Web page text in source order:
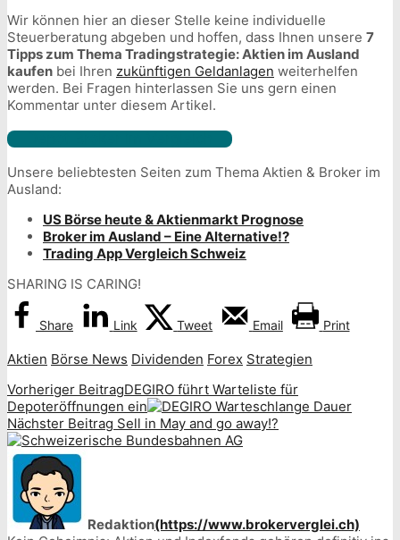
Wir können hier an dieser Stelle keine individuelle
Steuerberatung abgeben und hoffen, dass Ihnen unsere 7
Tipps zum Thema Tradingstrategie: Aktien im Ausland
kaufen bei Ihren zukünftigen Geldanlagen weiterhelfen
werden. Bei Fragen hinterlassen Sie uns gern einen
Kommentar unter diesem Artikel.
Unsere beliebtesten Seiten zum Thema Aktien & Broker im
Ausland:
US Börse heute & Aktienmarkt Prognose
Broker im Ausland – Eine Alternative!?
Trading App Vergleich Schweiz
SHARING IS CARING!
Share Link Tweet Email Print
Aktien Börse News Dividenden Forex Strategien
Vorheriger BeitragDEGIRO führt Warteliste für
Depoteröffnungen ein
Nächster Beitrag Sell in May and go away!?
Redaktion(https://www.brokerverglei.ch)